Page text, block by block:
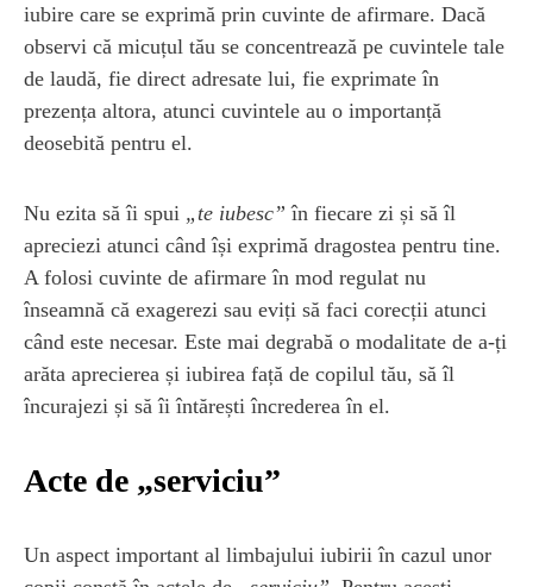
iubire care se exprimă prin cuvinte de afirmare. Dacă
observi că micuțul tău se concentrează pe cuvintele tale
de laudă, fie direct adresate lui, fie exprimate în
prezența altora, atunci cuvintele au o importanță
deosebită pentru el.
Nu ezita să îi spui „te iubesc” în fiecare zi și să îl
apreciezi atunci când își exprimă dragostea pentru tine.
A folosi cuvinte de afirmare în mod regulat nu
înseamnă că exagerezi sau eviți să faci corecții atunci
când este necesar. Este mai degrabă o modalitate de a-ți
arăta aprecierea și iubirea față de copilul tău, să îl
încurajezi și să îi întărești încrederea în el.
Acte de „serviciu”
Un aspect important al limbajului iubirii în cazul unor